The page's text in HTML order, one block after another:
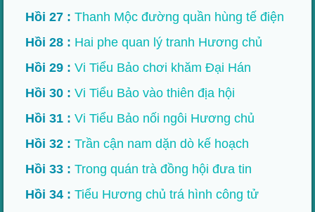
Hồi 27 : Thanh Mộc đường quần hùng tế điện
Hồi 28 : Hai phe quan lý tranh Hương chủ
Hồi 29 : Vi Tiểu Bảo chơi khăm Đại Hán
Hồi 30 : Vi Tiểu Bảo vào thiên địa hội
Hồi 31 : Vi Tiểu Bảo nối ngôi Hương chủ
Hồi 32 : Trần cận nam dặn dò kế hoạch
Hồi 33 : Trong quán trà đồng hội đưa tin
Hồi 34 : Tiểu Hương chủ trá hình công tử